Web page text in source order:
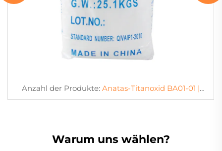
Anzahl der Produkte:
Allgemeine Qualität
Warum uns wählen?